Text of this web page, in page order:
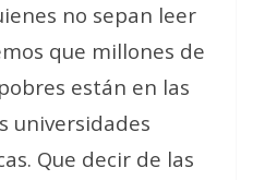
no sepan leer
que millones de
están en las
universidades
Que decir de las